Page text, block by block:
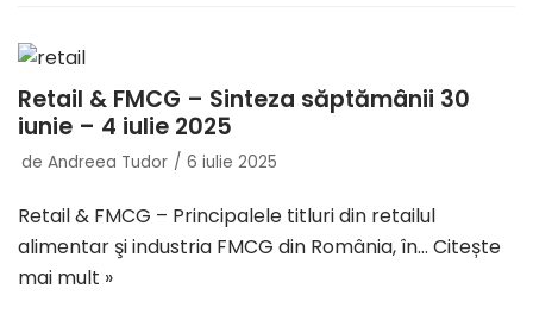
Retail & FMCG – Sinteza săptămânii 30
iunie – 4 iulie 2025
de Andreea Tudor 6 iulie 2025
Retail & FMCG – Principalele titluri din retailul
alimentar şi industria FMCG din România, în… Citește
mai mult »